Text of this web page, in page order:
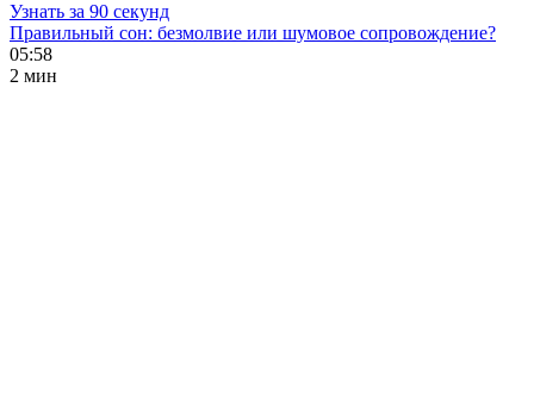
Узнать за 90 секунд
Правильный сон: безмолвие или шумовое сопровождение?
05:58
2 мин